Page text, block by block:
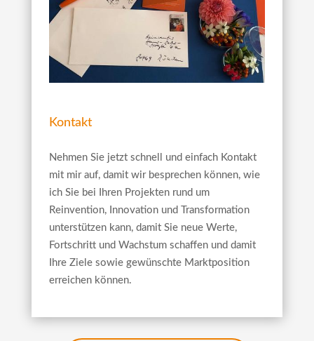
Kontakt
Nehmen Sie jetzt schnell und einfach Kontakt
mit mir auf, damit wir besprechen können, wie
ich Sie bei Ihren Projekten rund um
Reinvention, Innovation und Transformation
unterstützen kann, damit Sie neue Werte,
Fortschritt und Wachstum schaffen und damit
Ihre Ziele sowie gewünschte Marktposition
erreichen können.